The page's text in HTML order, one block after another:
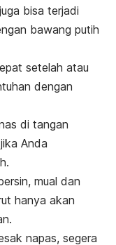
bisa terjadi
bawang putih
setelah atau
dengan
di tangan
Anda
mual dan
hanya akan
napas, segera